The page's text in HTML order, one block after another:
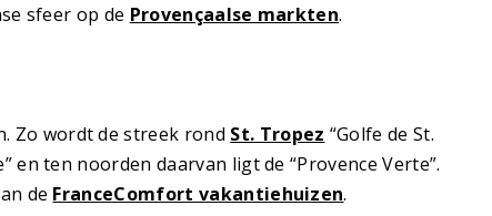
sfeer op de Provençaalse markten.
Zo wordt de streek rond St. Tropez “Golfe de St.
en ten noorden daarvan ligt de “Provence Verte”.
de FranceComfort vakantiehuizen.